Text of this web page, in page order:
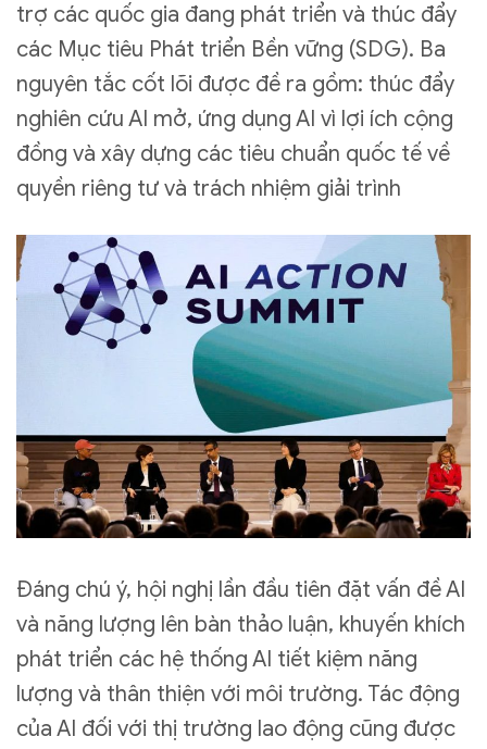
trợ các quốc gia đang phát triển và thúc đẩy
các Mục tiêu Phát triển Bền vững (SDG). Ba
nguyên tắc cốt lõi được đề ra gồm: thúc đẩy
nghiên cứu AI mở, ứng dụng AI vì lợi ích cộng
đồng và xây dựng các tiêu chuẩn quốc tế về
quyền riêng tư và trách nhiệm giải trình
Đáng chú ý, hội nghị lần đầu tiên đặt vấn đề AI
và năng lượng lên bàn thảo luận, khuyến khích
phát triển các hệ thống AI tiết kiệm năng
lượng và thân thiện với môi trường. Tác động
của AI đối với thị trường lao động cũng được